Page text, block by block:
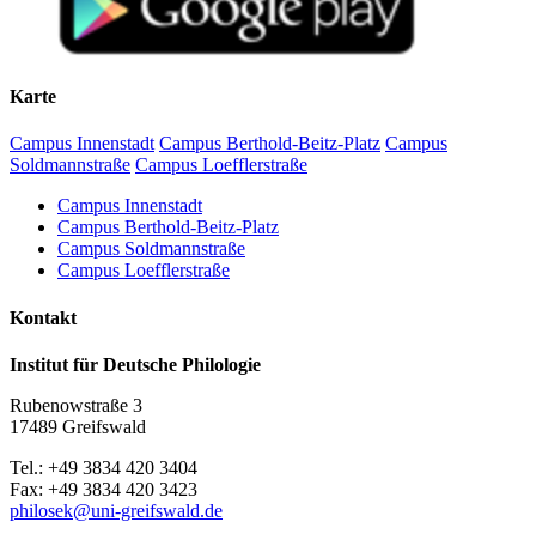
Begrüßung und Einführung
10.40–12.15 Uhr:
Matthias Vollmer (Greifswald): Zur pommerschen
Flurnamenforschung
Katharina Oelze / Friederike Burmann (Greifswald): Das
digitale vorpommersche Flurnamenbuch
Mittagspause
13.00–14.00 Uhr
Martin Lichtwark (Rostock): Digitale Deskribierung des
Initiative
historischen Amtes Eldena in den Akten der akademischen
Präfekturial– und Patronatsverwaltung im Greifswalder
Kaffeepause
Karte
Campus Innenstadt Campus Berthold-Beitz-Platz Campus
Soldmannstraße Campus Loefflerstraße
Campus Innenstadt
Campus Berthold-Beitz-Platz
Campus Soldmannstraße
Campus Loefflerstraße
Kontakt
Institut für Deutsche Philologie
Rubenowstraße 3
17489 Greifswald
Tel.: +49 3834 420 3404
Fax: +49 3834 420 3423
philosek@uni-greifswald.de